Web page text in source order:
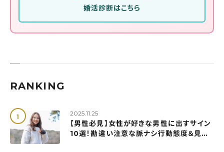
婚活診断はこちら
RANKING
2025.11.25
【男性必見】女性が好きな男性に出すサイン
10選！勘違い注意な脈ナシ行動態度＆見極